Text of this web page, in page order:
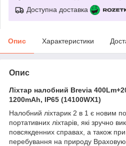
Доступна доставка
Опис Характеристики
Опис
Ліхтар налобний Brevia
1200mAh, IP65 (14100WX1)
Налобний ліхтарик 2 в 1 є новим
портативних ліхтарів, які зручно
повсякденних справах, а також
перебування на природу